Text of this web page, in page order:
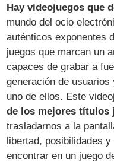
Hay videojuegos que
mundo del ocio
auténticos exponentes
juegos que marcan un
capaces de grabar a
generación de usuarios
uno de ellos. Este
de los mejores títulos
trasladarnos a la
libertad, posibilidades
encontrar en un juego